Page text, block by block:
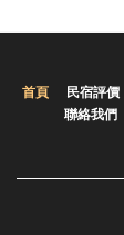
首頁 民宿評價
聯絡我們